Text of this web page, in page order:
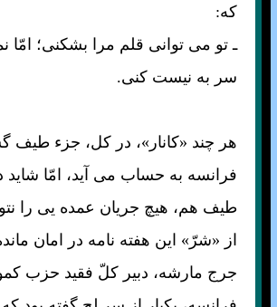
که:
ـ تو می توانی قلم مرا بشکنی؛ امّا
سر به نيست کنی.
هر چند «کانار»، در کل، جزء
فرانسه به حساب می آيد، امّا شايد
طيف هم، هيچ جريان عمده يی را
از «شرّ» اين هفته نامه در امان
جرج مارشه، دبير کلّ فقيد حزب